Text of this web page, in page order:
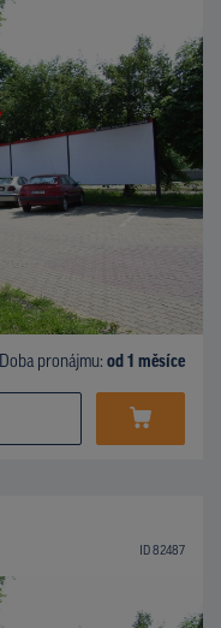
Doba pronájmu: od 1 měsíce
ID 82487